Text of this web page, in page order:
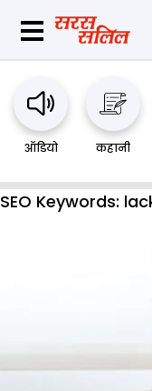
ऑडियो कहानी
SEO Keywords: